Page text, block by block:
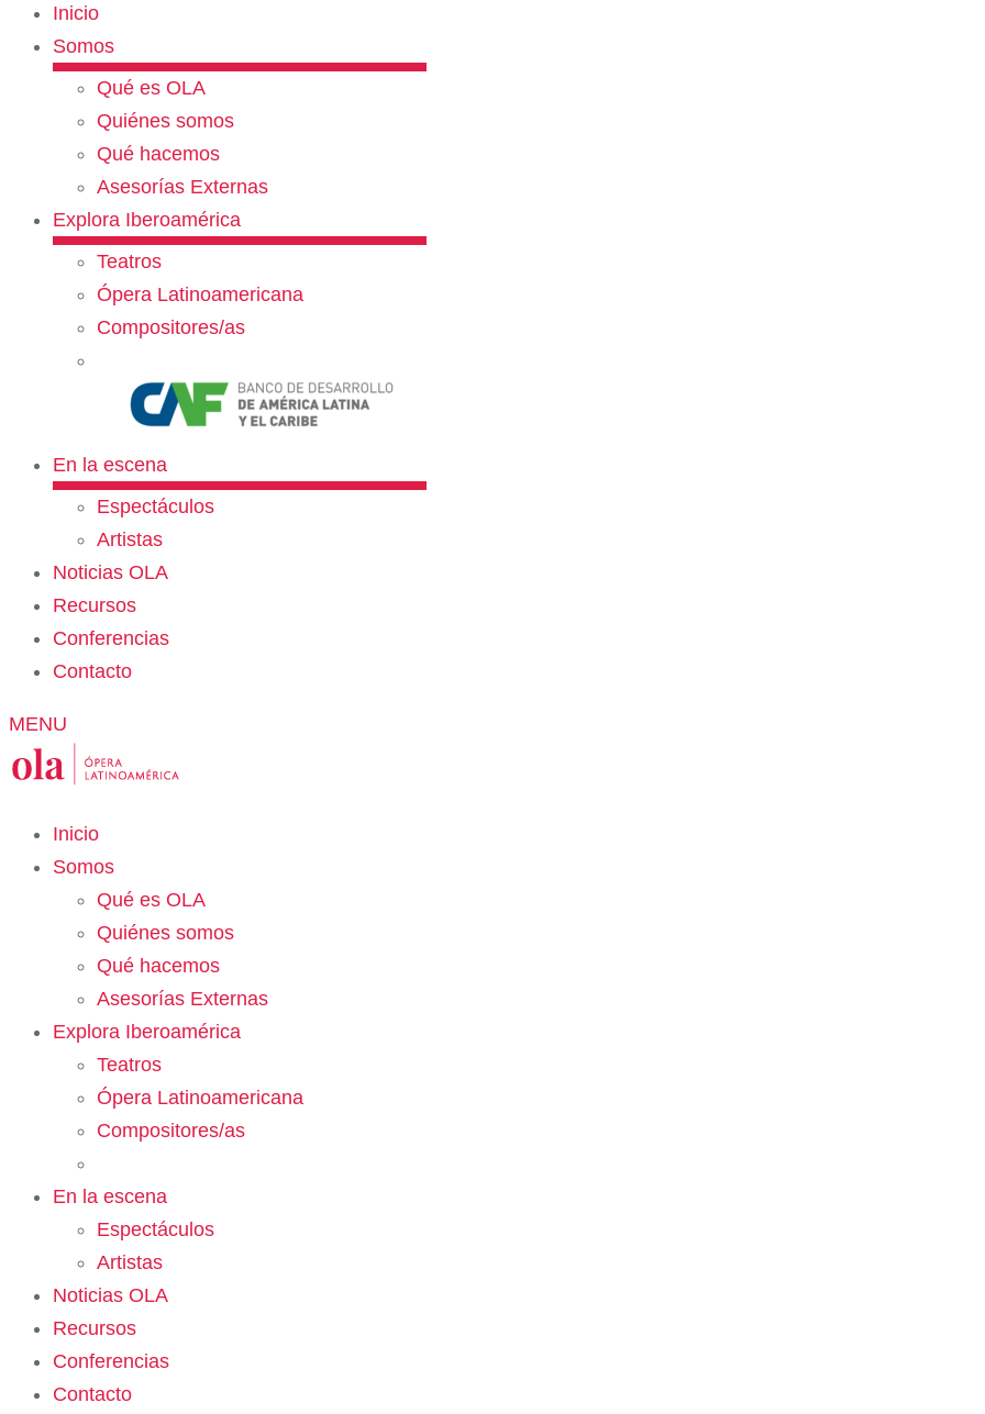
Inicio
Somos
Qué es OLA
Quiénes somos
Qué hacemos
Asesorías Externas
Explora Iberoamérica
Teatros
Ópera Latinoamericana
Compositores/as
En la escena
Espectáculos
Artistas
Noticias OLA
Recursos
Conferencias
Contacto
MENU
Inicio
Somos
Qué es OLA
Quiénes somos
Qué hacemos
Asesorías Externas
Explora Iberoamérica
Teatros
Ópera Latinoamericana
Compositores/as
En la escena
Espectáculos
Artistas
Noticias OLA
Recursos
Conferencias
Contacto